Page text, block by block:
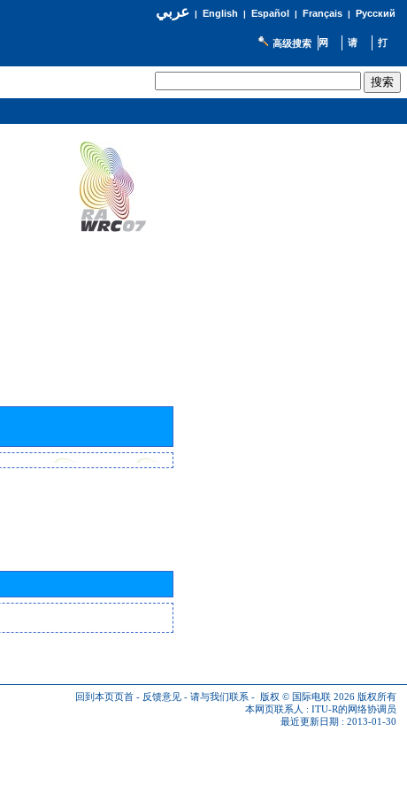
عربي| English | Español | Français| Русский
高级搜索
回到本页页首 - 反馈意见 - 请与我们联系 - 版权 © 国际电联 2026 版权所有
本网页联系人 : ITU-R的网络协调员
最近更新日期 : 2013-01-30